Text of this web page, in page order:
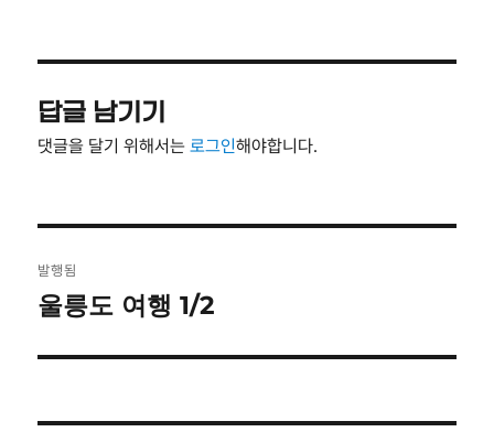
답글 남기기
댓글을 달기 위해서는로그인해야합니다.
탐
발행됨
울릉도 여행 1/2